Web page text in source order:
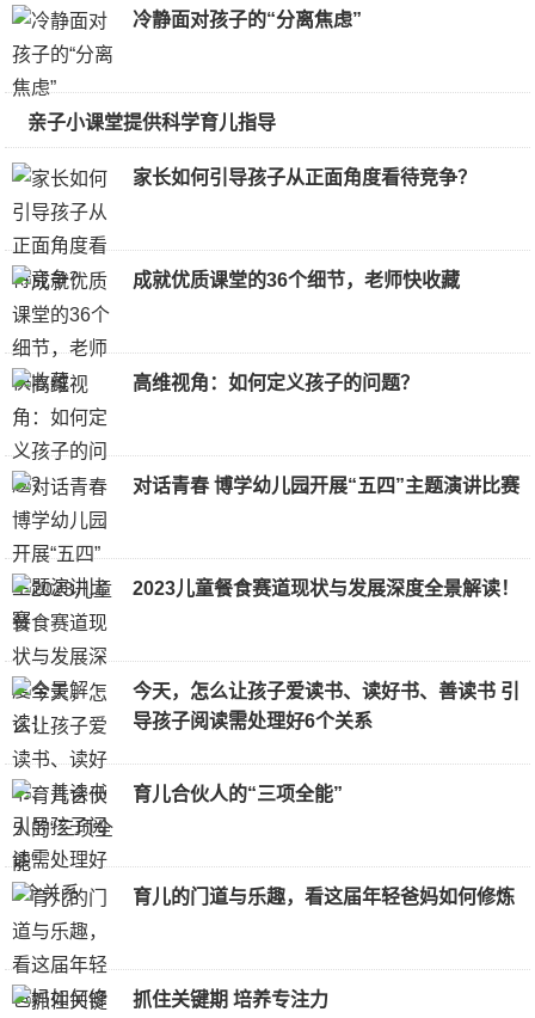
冷静面对孩子的“分离焦虑”
亲子小课堂提供科学育儿指导
家长如何引导孩子从正面角度看待竞争？
成就优质课堂的36个细节，老师快收藏
高维视角：如何定义孩子的问题？
对话青春 博学幼儿园开展“五四”主题演讲比赛
2023儿童餐食赛道现状与发展深度全景解读！
今天，怎么让孩子爱读书、读好书、善读书 引
导孩子阅读需处理好6个关系
育儿合伙人的“三项全能”
育儿的门道与乐趣，看这届年轻爸妈如何修炼
抓住关键期 培养专注力